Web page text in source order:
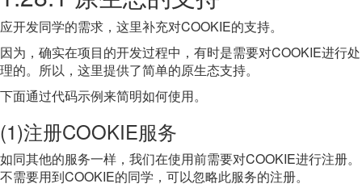
应开发同学的需求，这里补充对COOKIE的支持。
因为，确实在项目的开发过程中，有时是需要对COOKIE进行处
理的。所以，这里提供了简单的原生态支持。
下面通过代码示例来简明如何使用。
(1)注册COOKIE服务
如同其他的服务一样，我们在使用前需要对COOKIE进行注册。
不需要用到COOKIE的同学，可以忽略此服务的注册。